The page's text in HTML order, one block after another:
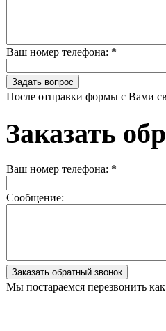
Ваш номер телефона: *
После отправки формы с Вами
Заказать
Ваш номер телефона: *
Сообщение:
Мы постараемся перезвонить